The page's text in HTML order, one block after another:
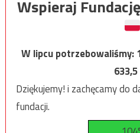
Wspieraj
W lipcu potrzebowaliśmy:
633,5
Dziękujemy! i zachęcamy do
fundacji.